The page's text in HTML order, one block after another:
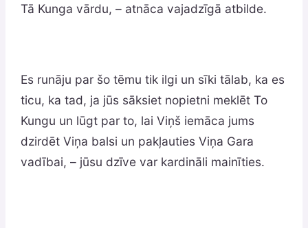
Tā Kunga vārdu, – atnāca vajadzīgā atbilde.
Es runāju par šo tēmu tik ilgi un sīki tālab, ka es
ticu, ka tad, ja jūs sāksiet nopietni meklēt To
Kungu un lūgt par to, lai Viņš iemāca jums
dzirdēt Viņa balsi un pakļauties Viņa Gara
vadībai, – jūsu dzīve var kardināli mainīties.